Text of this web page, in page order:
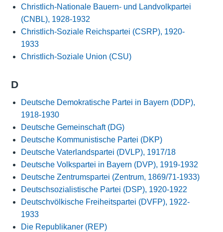
Christlich-Nationale Bauern- und Landvolkpartei
(CNBL), 1928-1932
Christlich-Soziale Reichspartei (CSRP), 1920-
1933
Christlich-Soziale Union (CSU)
D
Deutsche Demokratische Partei in Bayern (DDP),
1918-1930
Deutsche Gemeinschaft (DG)
Deutsche Kommunistische Partei (DKP)
Deutsche Vaterlandspartei (DVLP), 1917/18
Deutsche Volkspartei in Bayern (DVP), 1919-1932
Deutsche Zentrumspartei (Zentrum, 1869/71-1933)
Deutschsozialistische Partei (DSP), 1920-1922
Deutschvölkische Freiheitspartei (DVFP), 1922-
1933
Die Republikaner (REP)